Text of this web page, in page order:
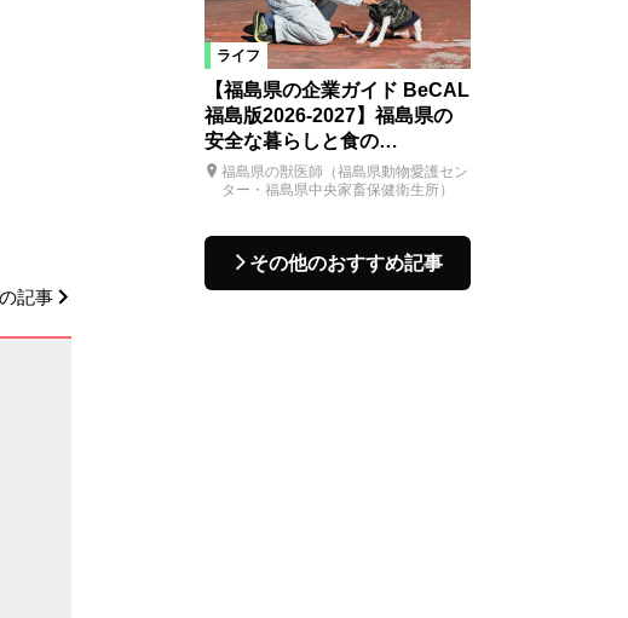
記事
ライフ
【福島県の企業ガイド BeCAL
福島版2026-2027】福島県の
安全な暮らしと食の…
福島県の獣医師（福島県動物愛護セン
ター・福島県中央家畜保健衛生所）
その他のおすすめ記事